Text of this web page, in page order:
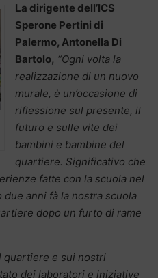
La dirigente dell’ICS
Sperone Pertini di
Palermo, Antonella Di
Bartolo, “Ogni volta la
realizzazione di un nuovo
murale, è un’occasione di
riflessione sul presente, il
futuro e sulle vite dei
bambini e bambine del
quartiere. Significativo che
fatte con la scuola nel
anni fà la nostra scuola
dopo un furto di rame
quartiere e sui nostri
dei laboratori e iniziative